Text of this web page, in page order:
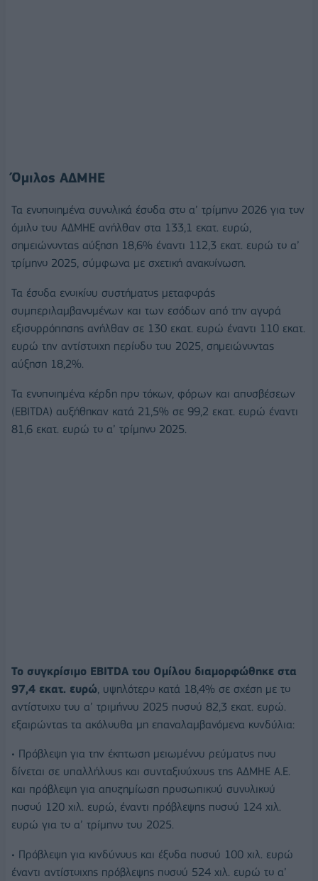
Όμιλος ΑΔΜΗΕ
Τα ενοποιημένα συνολικά έσοδα στο α’ τρίμηνο 2026 για τον
όμιλο του ΑΔΜΗΕ ανήλθαν στα 133,1 εκατ. ευρώ,
σημειώνοντας αύξηση 18,6% έναντι 112,3 εκατ. ευρώ το α’
τρίμηνο 2025, σύμφωνα με σχετική ανακοίνωση.
Τα έσοδα ενοικίου συστήματος μεταφοράς
συμπεριλαμβανομένων και των εσόδων από την αγορά
εξισορρόπησης ανήλθαν σε 130 εκατ. ευρώ έναντι 110 εκατ.
ευρώ την αντίστοιχη περίοδο του 2025, σημειώνοντας
αύξηση 18,2%.
Τα ενοποιημένα κέρδη προ τόκων, φόρων και αποσβέσεων
(EBITDA) αυξήθηκαν κατά 21,5% σε 99,2 εκατ. ευρώ έναντι
81,6 εκατ. ευρώ το α’ τρίμηνο 2025.
Το συγκρίσιμο EBITDA του Ομίλου διαμορφώθηκε στα
97,4 εκατ. ευρώ , υψηλότερο κατά 18,4% σε σχέση με το
αντίστοιχο του α’ τριμήνου 2025 ποσού 82,3 εκατ. ευρώ.
εξαιρώντας τα ακόλουθα μη επαναλαμβανόμενα κονδύλια:
• Πρόβλεψη για την έκπτωση μειωμένου ρεύματος που
δίνεται σε υπαλλήλους και συνταξιούχους της ΑΔΜΗΕ Α.Ε.
και πρόβλεψη για αποζημίωση προσωπικού συνολικού
ποσού 120 χιλ. ευρώ, έναντι πρόβλεψης ποσού 124 χιλ.
ευρώ για το α’ τρίμηνο του 2025.
• Πρόβλεψη για κινδύνους και έξοδα ποσού 100 χιλ. ευρώ
έναντι αντίστοιχης πρόβλεψης ποσού 524 χιλ. ευρώ το α’